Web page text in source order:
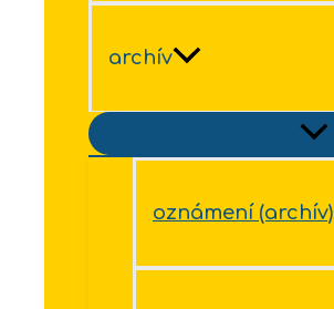
archív
oznámení (archív)